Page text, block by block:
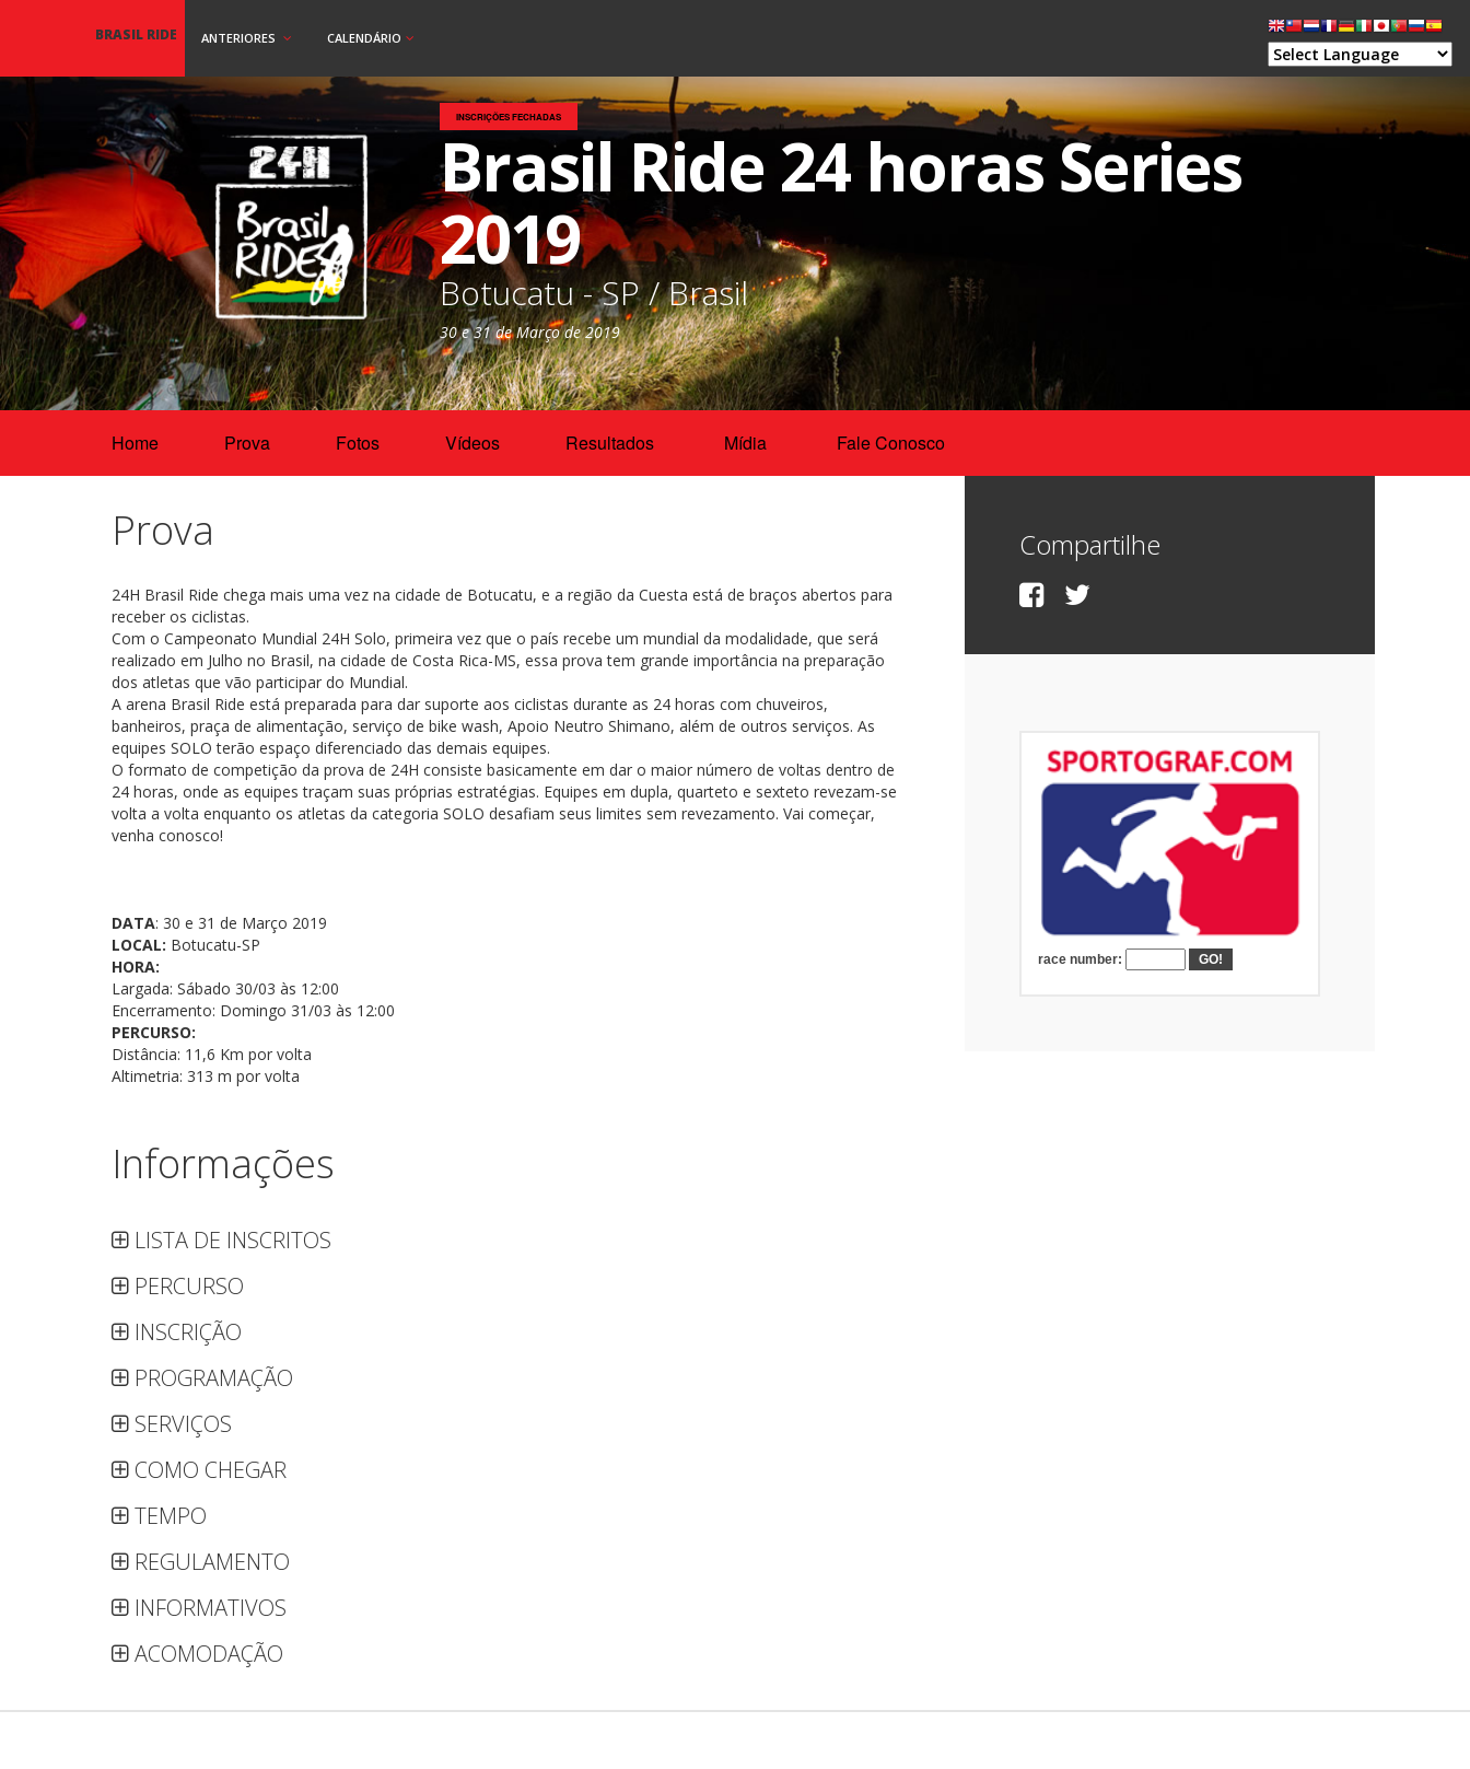
BRASIL RIDE ANTERIORES CALENDÁRIO
INSCRIÇÕES FECHADAS
Brasil Ride 24 horas Series
2019
Botucatu - SP / Brasil
30 e 31 de Março de 2019
Home Prova Fotos Vídeos Resultados Mídia Fale Conosco
Prova
24H Brasil Ride chega mais uma vez na cidade de Botucatu, e a região da Cuesta está de braços abertos para
receber os ciclistas.
Com o Campeonato Mundial 24H Solo, primeira vez que o país recebe um mundial da modalidade, que será
realizado em Julho no Brasil, na cidade de Costa Rica-MS, essa prova tem grande importância na preparação
dos atletas que vão participar do Mundial.
A arena Brasil Ride está preparada para dar suporte aos ciclistas durante as 24 horas com chuveiros,
banheiros, praça de alimentação, serviço de bike wash, Apoio Neutro Shimano, além de outros serviços. As
equipes SOLO terão espaço diferenciado das demais equipes.
O formato de competição da prova de 24H consiste basicamente em dar o maior número de voltas dentro de
24 horas, onde as equipes traçam suas próprias estratégias. Equipes em dupla, quarteto e sexteto revezam-se
volta a volta enquanto os atletas da categoria SOLO desafiam seus limites sem revezamento. Vai começar,
venha conosco!
DATA: 30 e 31 de Março 2019
LOCAL: Botucatu-SP
HORA:
Largada: Sábado 30/03 às 12:00
Encerramento: Domingo 31/03 às 12:00
PERCURSO:
Distância: 11,6 Km por volta
Altimetria: 313 m por volta
Informações
LISTA DE INSCRITOS
PERCURSO
INSCRIÇÃO
PROGRAMAÇÃO
SERVIÇOS
COMO CHEGAR
TEMPO
REGULAMENTO
INFORMATIVOS
ACOMODAÇÃO
Compartilhe
race number: